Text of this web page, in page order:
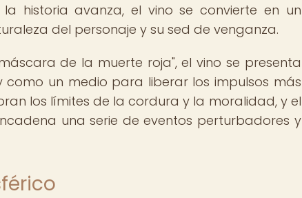
historia avanza, el vino se convierte en un
del personaje y su sed de venganza.
de la muerte roja", el vino se presenta
un medio para liberar los impulsos más
los límites de la cordura y la moralidad, y el
una serie de eventos perturbadores y